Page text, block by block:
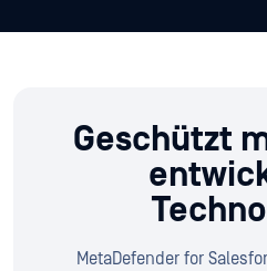
Geschützt
MetaDefender for